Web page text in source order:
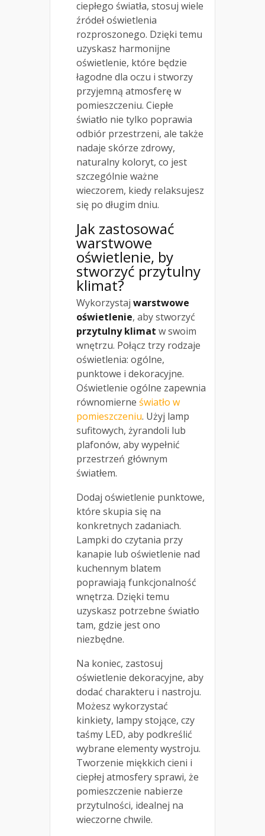
ciepłego światła, stosuj wiele
źródeł oświetlenia
rozproszonego. Dzięki temu
uzyskasz harmonijne
oświetlenie, które będzie
łagodne dla oczu i stworzy
przyjemną atmosferę w
pomieszczeniu. Ciepłe
światło nie tylko poprawia
odbiór przestrzeni, ale także
nadaje skórze zdrowy,
naturalny koloryt, co jest
szczególnie ważne
wieczorem, kiedy relaksujesz
się po długim dniu.
Jak zastosować
warstwowe
oświetlenie, by
stworzyć przytulny
klimat?
Wykorzystaj warstwowe
oświetlenie, aby stworzyć
przytulny klimat w swoim
wnętrzu. Połącz trzy rodzaje
oświetlenia: ogólne,
punktowe i dekoracyjne.
Oświetlenie ogólne zapewnia
równomierne światło w
pomieszczeniu. Użyj lamp
sufitowych, żyrandoli lub
plafonów, aby wypełnić
przestrzeń głównym
światłem.
Dodaj oświetlenie punktowe,
które skupia się na
konkretnych zadaniach.
Lampki do czytania przy
kanapie lub oświetlenie nad
kuchennym blatem
poprawiają funkcjonalność
wnętrza. Dzięki temu
uzyskasz potrzebne światło
tam, gdzie jest ono
niezbędne.
Na koniec, zastosuj
oświetlenie dekoracyjne, aby
dodać charakteru i nastroju.
Możesz wykorzystać
kinkiety, lampy stojące, czy
taśmy LED, aby podkreślić
wybrane elementy wystroju.
Tworzenie miękkich cieni i
ciepłej atmosfery sprawi, że
pomieszczenie nabierze
przytulności, idealnej na
wieczorne chwile.